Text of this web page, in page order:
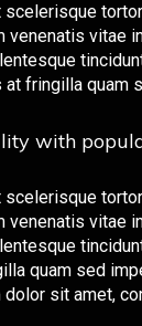
dictum
pellentesque
at fringilla
with
dictum
pellentesque
fringilla quam
ipsum dolor sit